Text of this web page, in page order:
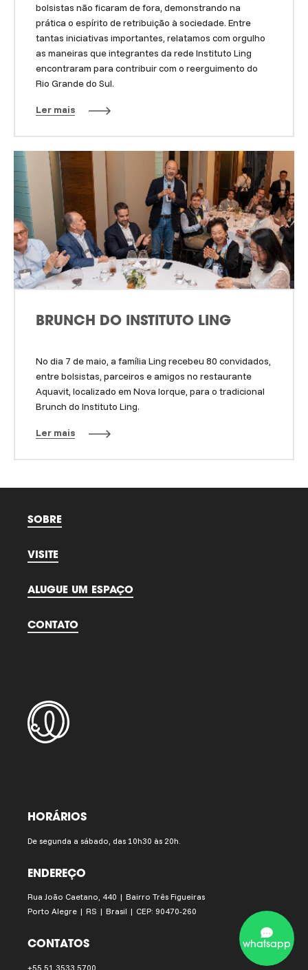
bolsistas não ficaram de fora, demonstrando na
prática o espírito de retribuição à sociedade. Entre
tantas iniciativas importantes, relatamos com orgulho
as maneiras que integrantes da rede Instituto Ling
encontraram para contribuir com o reerguimento do
Rio Grande do Sul.
Ler mais
BRUNCH DO INSTITUTO LING
No dia 7 de maio, a família Ling recebeu 80 convidados,
entre bolsistas, parceiros e amigos no restaurante
Aquavit, localizado em Nova Iorque, para o tradicional
Brunch do Instituto Ling.
Ler mais
SOBRE
VISITE
ALUGUE UM ESPAÇO
CONTATO
HORÁRIOS
De segunda a sábado, das 10h30 às 20h.
ENDEREÇO
Rua João Caetano, 440 | Bairro Três Figueiras
Porto Alegre | RS | Brasil | CEP: 90470-260
CONTATOS
+55 51 3533 5700
whatsapp